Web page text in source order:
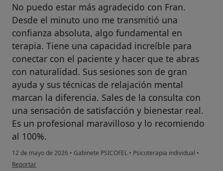
No puedo estar más agradecido con Fran.
Desde el minuto uno me transmitió una
confianza absoluta, algo fundamental en
terapia. Tiene una capacidad increíble para
conectar con el paciente y hacer que te abras
con naturalidad. Sus sesiones son de gran
ayuda y sus técnicas de relajación mental
marcan la diferencia. Sales de la consulta con
una sensación de satisfacción y bienestar real.
Es un profesional maravilloso y lo recomiendo
al 100%.
12 de mayo de 2026 • Gabinete PSICOFEL • Psicoterapia individual •
en opinión del usuario Raúl G
Reportar